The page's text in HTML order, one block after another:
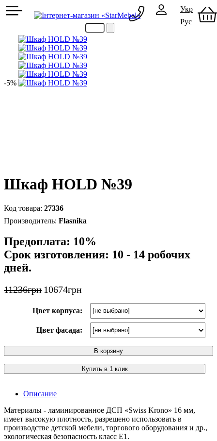
-5%
Шкаф НOLD №39
27336
Flasnika
Предоплата: 10%
Срок изготовления: 10 - 14 робочих
дней.
11236грн 10674грн
Цвет корпуса:
Цвет фасада:
В корзину
Купить в 1 клик
Описание
Материалы - ламинированное ДСП «Swiss Krono» 16 мм,
имеет высокую плотность, разрешено использовать в
производстве детской мебели, торгового оборудования и др.,
экологическая безопасность класс Е1.
Укр
Рус